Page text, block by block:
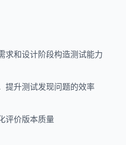
求和设计阶段构造测试能力
提升测试发现问题的效率
评价版本质量